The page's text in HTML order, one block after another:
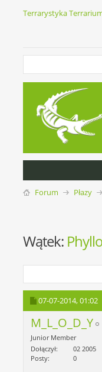
Terrarystyka
Forum Płazy
Wątek:
07-07-2014,01:02
M_L_O_D_Y
Junior Member
Dołączył
02 2005
Posty
0